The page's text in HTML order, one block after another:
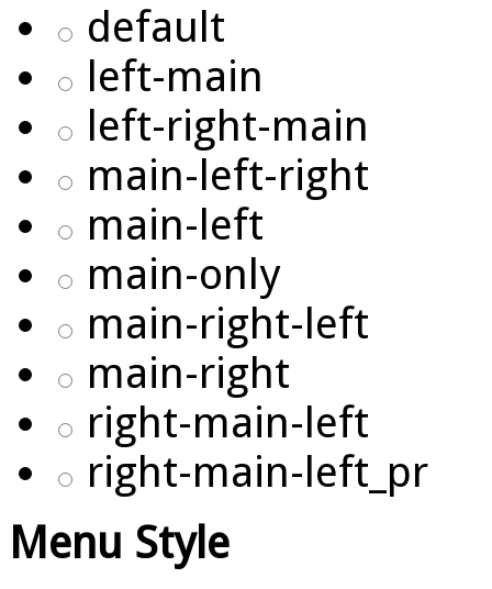
default
left-main
left-right-main
main-left-right
main-left
main-only
main-right-left
main-right
right-main-left
right-main-left_pr
Menu Style